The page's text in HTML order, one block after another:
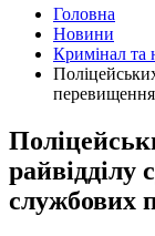
Головна
Новини
Кримінал та
райвідділу
службових